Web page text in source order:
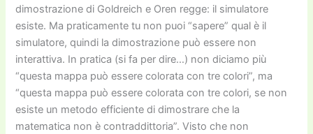
dimostrazione di Goldreich e Oren regge: il simulatore
esiste. Ma praticamente tu non puoi “sapere” qual è il
simulatore, quindi la dimostrazione può essere non
interattiva. In pratica (si fa per dire…) non diciamo più
“questa mappa può essere colorata con tre colori”, ma
“questa mappa può essere colorata con tre colori, se non
esiste un metodo efficiente di dimostrare che la
matematica non è contraddittoria”. Visto che non